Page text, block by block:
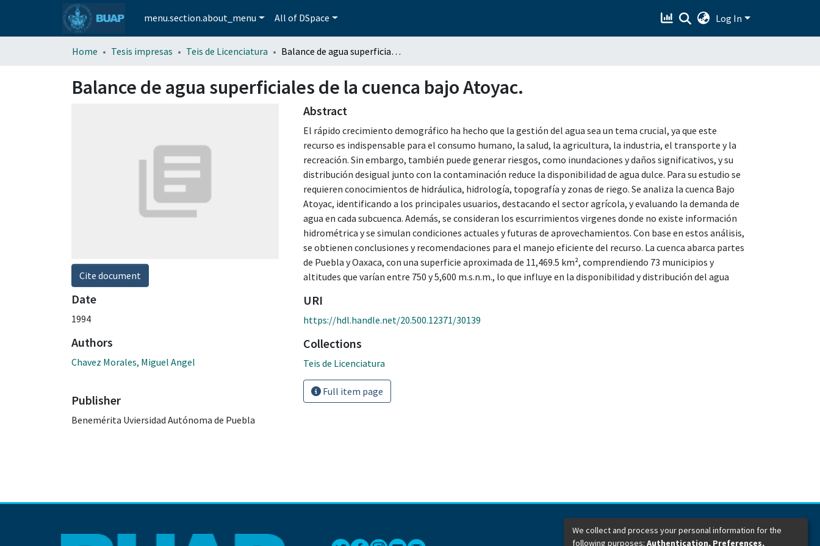
menu.section.about_menu All of DSpace Log In
Home Tesis impresas Teis de Licenciatura Balance de agua superficiales de la cuenca bajo Atoyac.
Balance de agua superficiales de la cuenca bajo Atoyac.
Cite document
Date
1994
Authors
Chavez Morales, Miguel Angel
Publisher
Benemérita Uviersidad Autónoma de Puebla
Abstract
El rápido crecimiento demográfico ha hecho que la gestión del agua sea un tema crucial, ya que este
recurso es indispensable para el consumo humano, la salud, la agricultura, la industria, el transporte y la
recreación. Sin embargo, también puede generar riesgos, como inundaciones y daños significativos, y su
distribución desigual junto con la contaminación reduce la disponibilidad de agua dulce. Para su estudio se
requieren conocimientos de hidráulica, hidrología, topografía y zonas de riego. Se analiza la cuenca Bajo
Atoyac, identificando a los principales usuarios, destacando el sector agrícola, y evaluando la demanda de
agua en cada subcuenca. Además, se consideran los escurrimientos virgenes donde no existe información
hidrométrica y se simulan condiciones actuales y futuras de aprovechamientos. Con base en estos análisis,
se obtienen conclusiones y recomendaciones para el manejo eficiente del recurso. La cuenca abarca partes
de Puebla y Oaxaca, con una superficie aproximada de 11,469.5 km², comprendiendo 73 municipios y
altitudes que varían entre 750 y 5,600 m.s.n.m., lo que influye en la disponibilidad y distribución del agua
URI
https://hdl.handle.net/20.500.12371/30139
Collections
Teis de Licenciatura
Full item page
Dirección General de Bibliotecas
We collect and process your personal information for the
following purposes: Authentication, Preferences,